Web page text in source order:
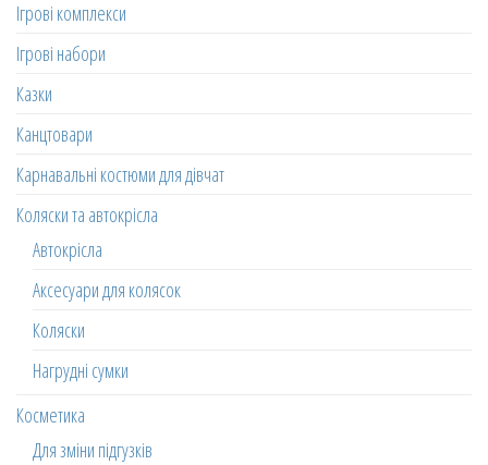
Ігрові комплекси
Ігрові набори
Казки
Канцтовари
Карнавальні костюми для дівчат
Коляски та автокрісла
Автокрісла
Аксесуари для колясок
Коляски
Нагрудні сумки
Косметика
Для зміни підгузків